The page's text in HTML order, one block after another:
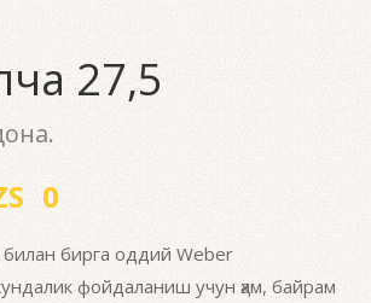
27,5
0
бирга оддий Weber
фойдаланиш учун ҳам, байрам